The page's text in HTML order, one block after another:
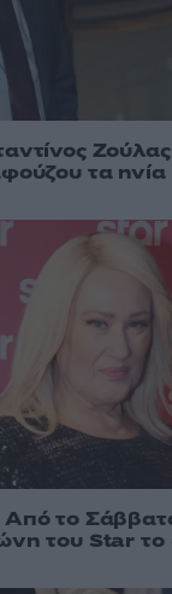
τα
το
του Star